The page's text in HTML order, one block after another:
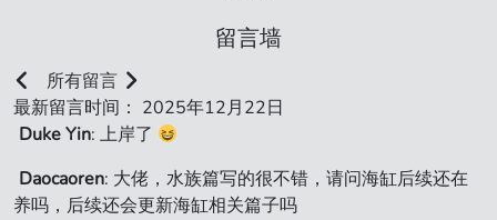
留言墙
所有留言
最新留言时间： 2025年12月22日
Duke Yin: 上岸了
Daocaoren: 大佬，水族篇写的很不错，请问海缸后续还在
养吗，后续还会更新海缸相关篇子吗